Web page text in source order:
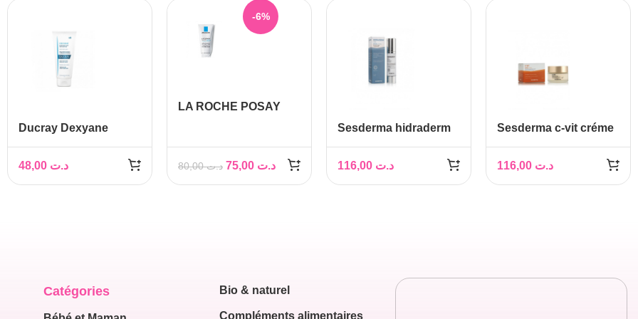
Ducray Dexyane
Grattage 200 ml
د.ت
-6%
LA ROCHE POSAY
د.ت80,00 د.ت
Sesderma hidraderm
50ml
د.ت
Sesderma c-vit créme
50ml
د.ت
Catégories Bio & naturel
Compléments alimentaires